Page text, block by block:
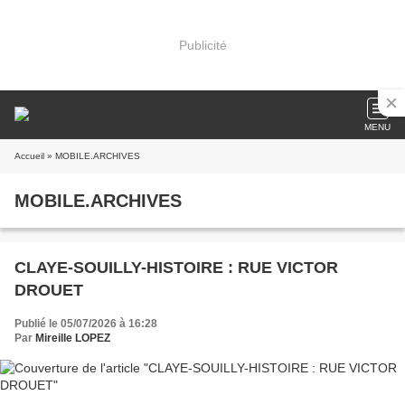
Publicité
MENU
Accueil » MOBILE.ARCHIVES
MOBILE.ARCHIVES
CLAYE-SOUILLY-HISTOIRE : RUE VICTOR
DROUET
Publié le 05/07/2026 à 16:28
Par Mireille LOPEZ